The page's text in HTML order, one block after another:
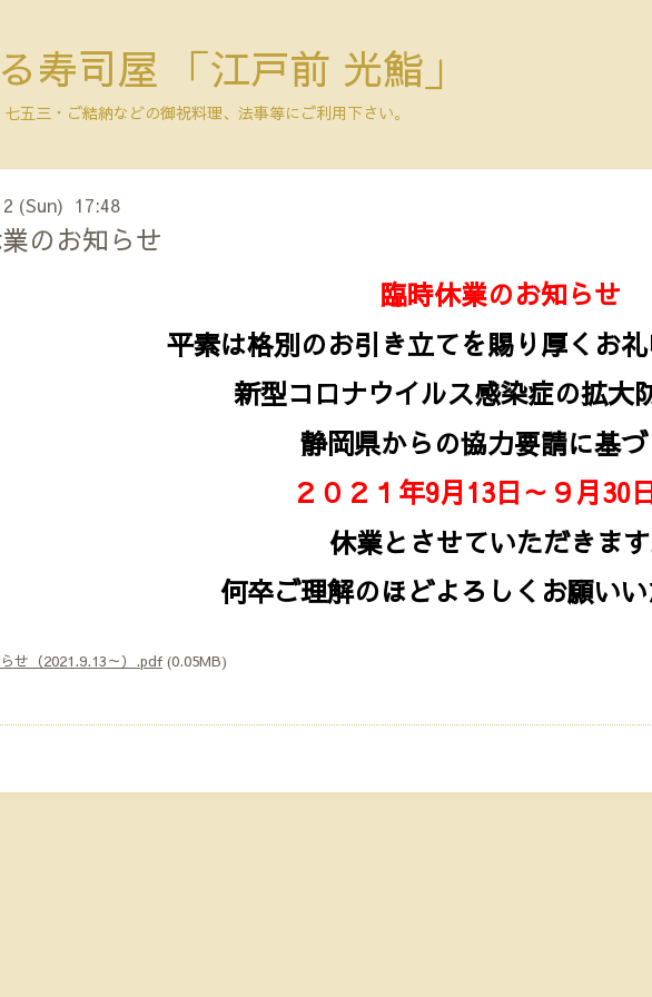
寿司屋 「江戸前 光鮨」
五三・ご結納などの御祝料理、法事等にご利用下さい。
(Sun) 17:48
のお知らせ
臨時休業のお知らせ
平素は格別のお引き立てを賜り厚くお礼
新型コロナウイルス感染症の拡大
静岡県からの協力要請に基づ
２０２１年9月13日～９月30
休業とさせていただきます
何卒ご理解のほどよろしくお願いい
せ（2021.9.13～）.pdf (0.05MB)